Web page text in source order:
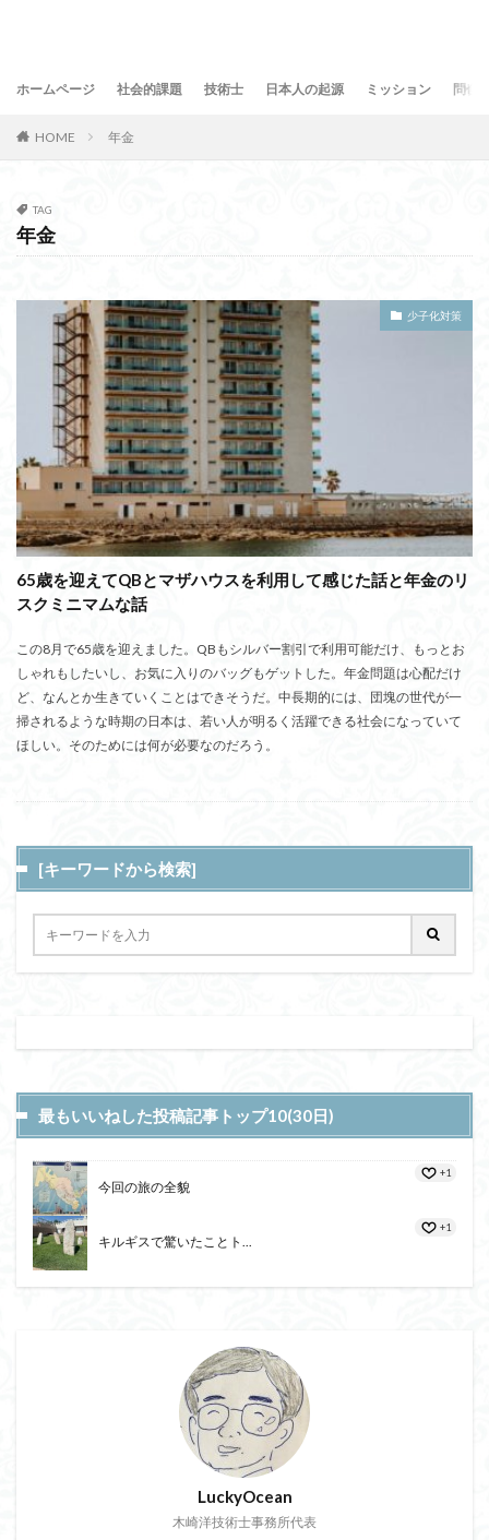
ホームページ 社会的課題 技術士 日本人の起源 ミッション 問合
HOME 年金
TAG
年金
少子化対策
65歳を迎えてQBとマザハウスを利用して感じた話と年金のリ
スクミニマムな話
この8月で65歳を迎えました。QBもシルバー割引で利用可能だけ、もっとお
しゃれもしたいし、お気に入りのバッグもゲットした。年金問題は心配だけ
ど、なんとか生きていくことはできそうだ。中長期的には、団塊の世代が一
掃されるような時期の日本は、若い人が明るく活躍できる社会になっていて
ほしい。そのためには何が必要なのだろう。
[キーワードから検索]
最もいいねした投稿記事トップ10(30日)
今回の旅の全貌
+1
キルギスで驚いたことト...
+1
LuckyOcean
木崎洋技術士事務所代表